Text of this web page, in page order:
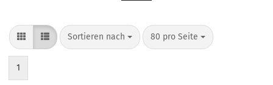
Sortieren nach 80 pro Seite
1